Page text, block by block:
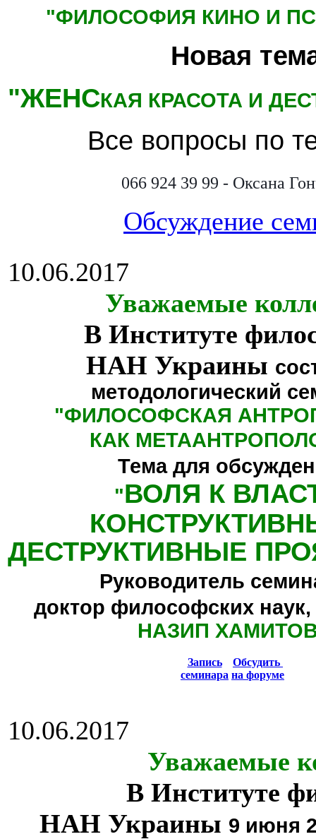
"ФИЛОСОФИЯ КИНО И
Новая
"ЖЕНСКАЯ КРАСОТА И
Все вопросы по
066 924 39 99 - Оксана
Обсуждение
10.06.2017
Уважаемые
В Институте
НАН Украины
методологический
"ФИЛОСОФСКАЯ
КАК
Тема для
"ВОЛЯ К
ДЕСТРУКТИВНЫЕ
Руководитель
доктор философских
НАЗИП
Запись
семинара
Обсудить
на форуме
10.06.2017
Уважаемые
В Институте
НАН Украины 9 июня